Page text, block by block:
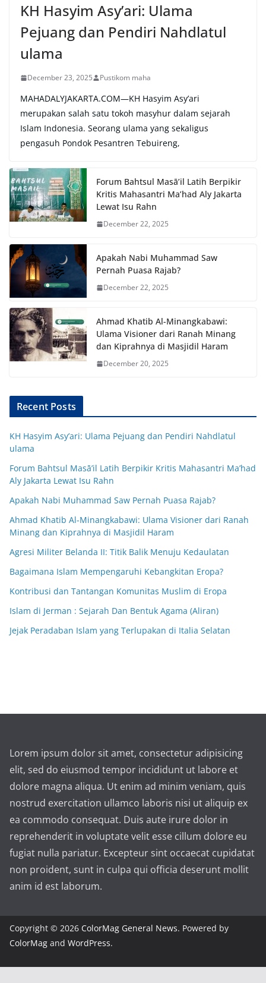
KH Hasyim Asy’ari: Ulama
Pejuang dan Pendiri Nahdlatul
ulama
December 23, 2025 Pustikom maha
MAHADALYJAKARTA.COM—KH Hasyim Asy’ari
merupakan salah satu tokoh masyhur dalam sejarah
Islam Indonesia. Seorang ulama yang sekaligus
pengasuh Pondok Pesantren Tebuireng,
Forum Bahtsul Masā’il Latih Berpikir
Kritis Mahasantri Ma’had Aly Jakarta
Lewat Isu Rahn
December 22, 2025
Apakah Nabi Muhammad Saw
Pernah Puasa Rajab?
December 22, 2025
Ahmad Khatib Al-Minangkabawi:
Ulama Visioner dari Ranah Minang
dan Kiprahnya di Masjidil Haram
December 20, 2025
Recent Posts
KH Hasyim Asy’ari: Ulama Pejuang dan Pendiri Nahdlatul
ulama
Forum Bahtsul Masā’il Latih Berpikir Kritis Mahasantri Ma’had
Aly Jakarta Lewat Isu Rahn
Apakah Nabi Muhammad Saw Pernah Puasa Rajab?
Ahmad Khatib Al-Minangkabawi: Ulama Visioner dari Ranah
Minang dan Kiprahnya di Masjidil Haram
Agresi Militer Belanda II: Titik Balik Menuju Kedaulatan
Bagaimana Islam Mempengaruhi Kebangkitan Eropa?
Kontribusi dan Tantangan Komunitas Muslim di Eropa
Islam di Jerman : Sejarah Dan Bentuk Agama (Aliran)
Jejak Peradaban Islam yang Terlupakan di Italia Selatan
Lorem ipsum dolor sit amet, consectetur adipisicing
elit, sed do eiusmod tempor incididunt ut labore et
dolore magna aliqua. Ut enim ad minim veniam, quis
nostrud exercitation ullamco laboris nisi ut aliquip ex
ea commodo consequat. Duis aute irure dolor in
reprehenderit in voluptate velit esse cillum dolore eu
fugiat nulla pariatur. Excepteur sint occaecat cupidatat
non proident, sunt in culpa qui officia deserunt mollit
anim id est laborum.
Copyright © 2026 ColorMag General News. Powered by
ColorMag and WordPress.